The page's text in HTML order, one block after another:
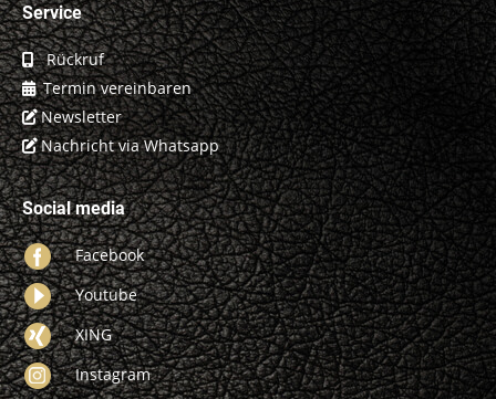
Service
Rückruf
Termin vereinbaren
Newsletter
Nachricht via Whatsapp
Social media
Facebook
Youtube
XING
Instagram